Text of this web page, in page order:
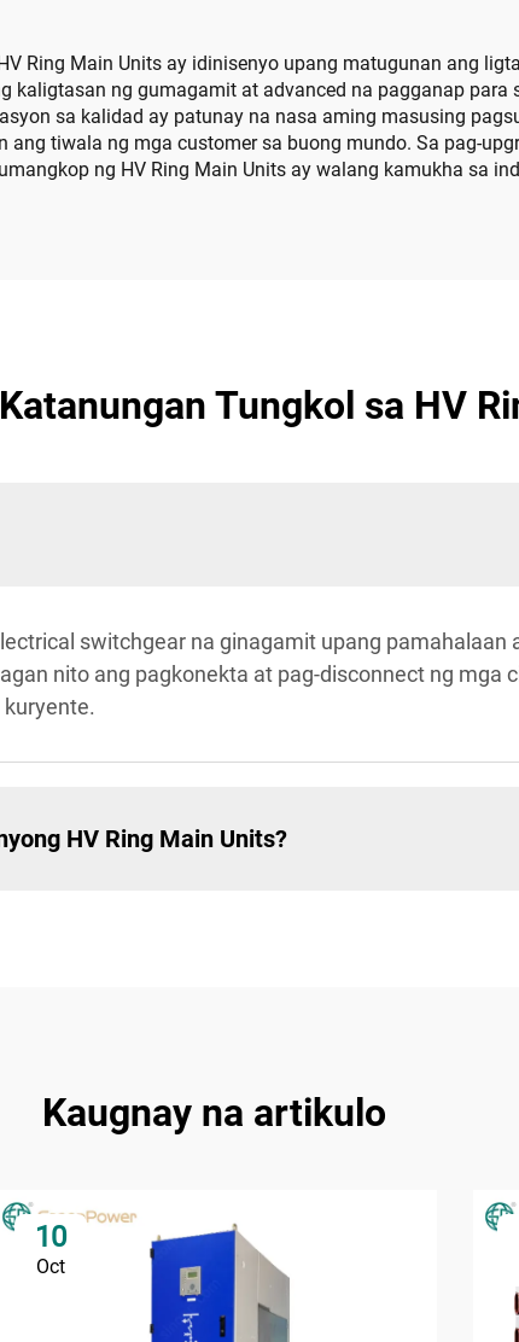
Ring Main Units ay idinisenyo upang matugunan ang
kaligtasan ng gumagamit at advanced na pagganap
sa kalidad ay patunay na nasa aming masusing
tiwala ng mga customer sa buong mundo. Sa pag-
ng HV Ring Main Units ay walang kamukha sa
Tungkol sa HV
switchgear na ginagamit upang
nito ang pagkonekta at pag-disconnect ng mga
HV Ring Main Units?
Kaugnay na artikulo
10
Oct